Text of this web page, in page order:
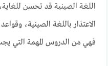
اللغة الصينية قد تحسن
الاعتذار باللغة الصينية،
فهي من الدروس المهمة التي